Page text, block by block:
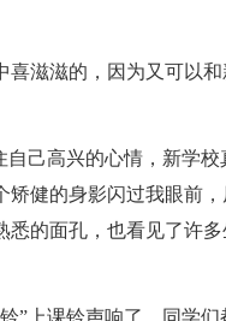
喜滋滋的，因为又可以
自己高兴的心情，新学
矫健的身影闪过我眼前
悉的面孔，也看见了许
课铃声响了，同学们